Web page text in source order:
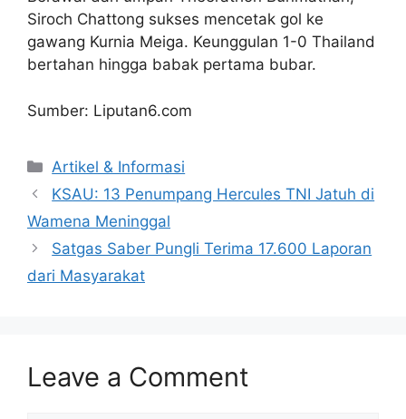
Siroch Chattong sukses mencetak gol ke
gawang Kurnia Meiga. Keunggulan 1-0 Thailand
bertahan hingga babak pertama bubar.
Sumber: Liputan6.com
Artikel & Informasi
KSAU: 13 Penumpang Hercules TNI Jatuh di
Wamena Meninggal
Satgas Saber Pungli Terima 17.600 Laporan
dari Masyarakat
Leave a Comment